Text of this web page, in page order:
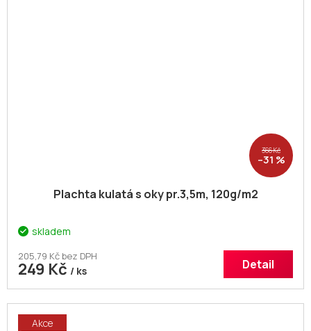
366 Kč
–31 %
Plachta kulatá s oky pr.3,5m, 120g/m2
skladem
205,79 Kč bez DPH
249 Kč / ks Detail
Akce